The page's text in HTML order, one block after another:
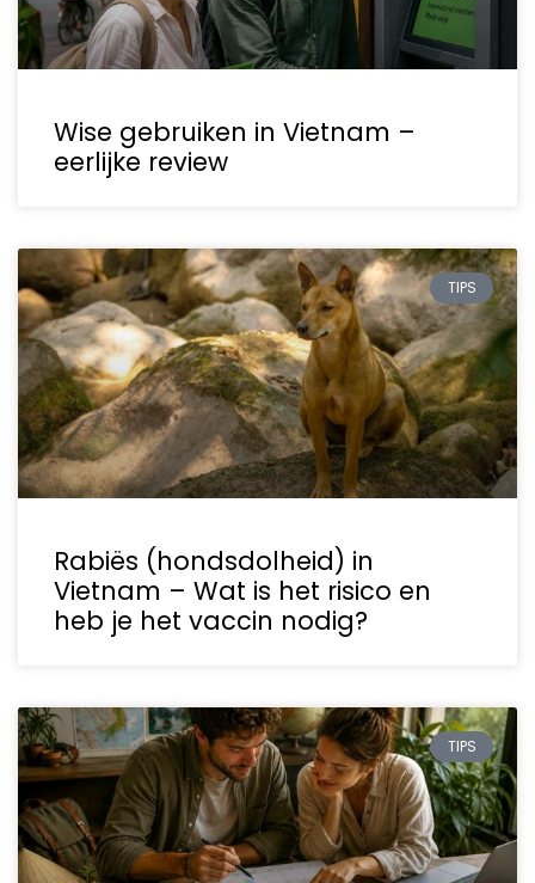
Wise gebruiken in Vietnam –
eerlijke review
TIPS
Rabiës (hondsdolheid) in
Vietnam – Wat is het risico en
heb je het vaccin nodig?
TIPS